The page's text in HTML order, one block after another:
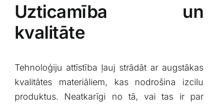
Uzticamība un
kvalitāte
Tehnoloģiju attīstība⁤ ļauj strādāt ar augstākas
kvalitātes materiāliem, kas nodrošina izcilu
produktus. ⁢Neatkarīgi no⁣ tā, vai tas ir par